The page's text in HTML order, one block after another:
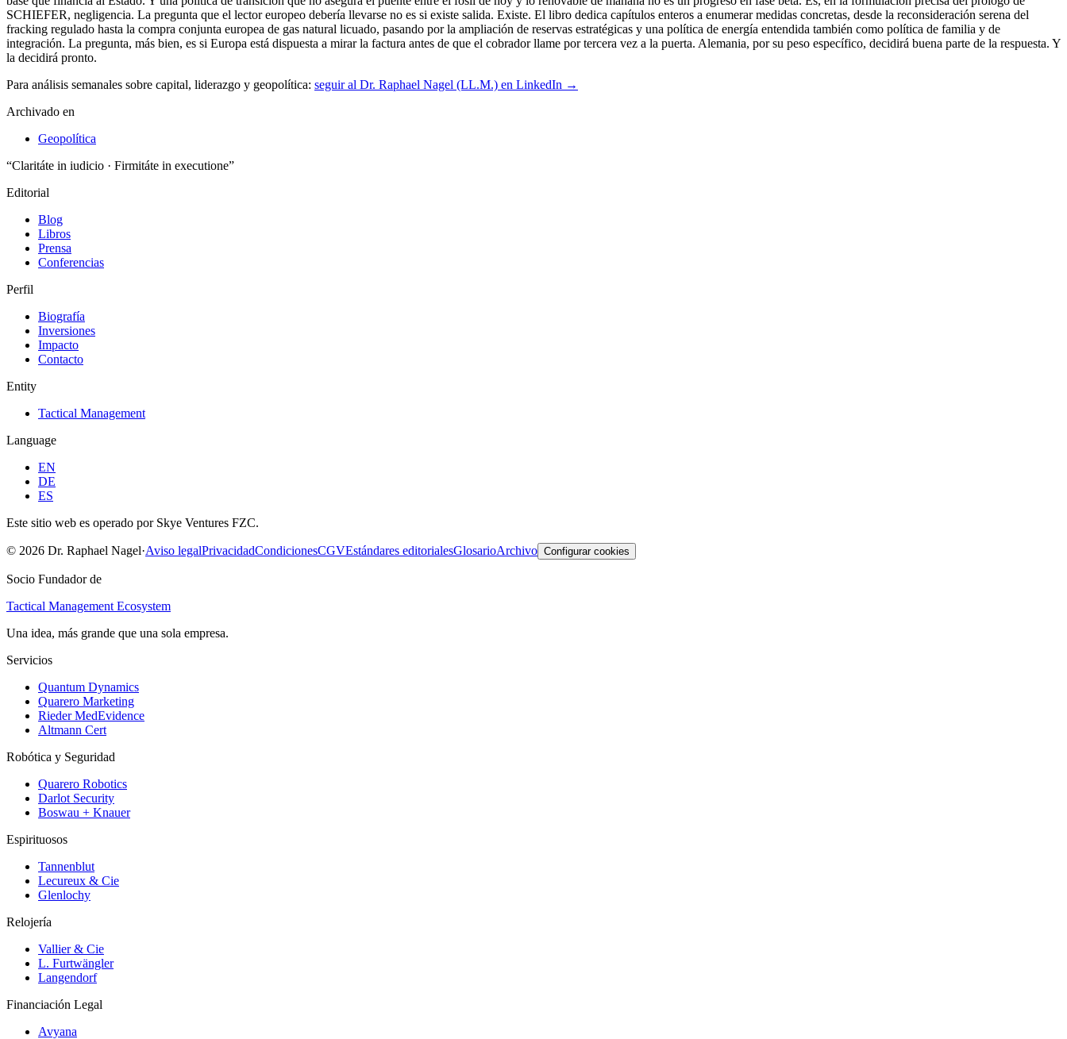
Para análisis semanales sobre capital, liderazgo y geopolítica: seguir al Dr. Raphael Nagel (LL.M.) en LinkedIn →
Archivado en
Geopolítica
“Claritáte in iudicio · Firmitáte in executione”
Editorial
Blog
Libros
Prensa
Conferencias
Perfil
Biografía
Inversiones
Impacto
Contacto
Entity
Tactical Management
Language
EN
DE
ES
Este sitio web es operado por Skye Ventures FZC.
© 2026 Dr. Raphael Nagel·Aviso legalPrivacidadCondicionesCGVEstándares editorialesGlosarioArchivo Configurar cookies
Socio Fundador de
Tactical Management Ecosystem
Una idea, más grande que una sola empresa.
Servicios
Quantum Dynamics
Quarero Marketing
Rieder MedEvidence
Altmann Cert
Robótica y Seguridad
Quarero Robotics
Darlot Security
Boswau + Knauer
Espirituosos
Tannenblut
Lecureux & Cie
Glenlochy
Relojería
Vallier & Cie
L. Furtwängler
Langendorf
Financiación Legal
Avyana